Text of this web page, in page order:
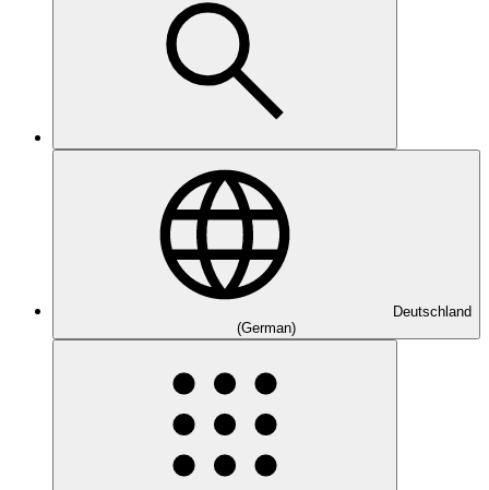
Deutschland
(German)